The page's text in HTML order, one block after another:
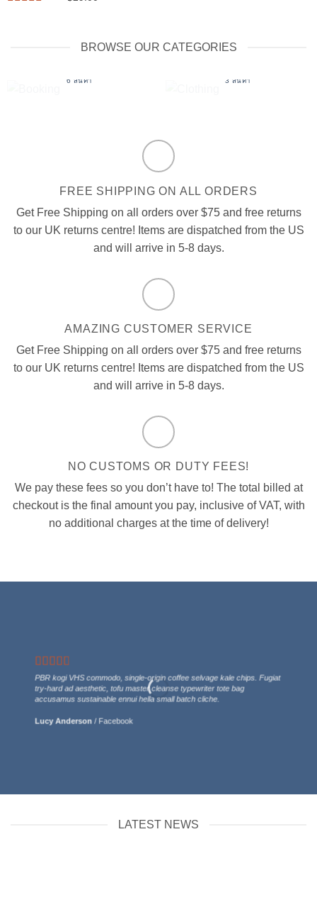
BROWSE OUR CATEGORIES
6 สินค้า 3 สินค้า
FREE SHIPPING ON ALL ORDERS
Get Free Shipping on all orders over $75 and free returns
to our UK returns centre! Items are dispatched from the US
and will arrive in 5-8 days.
AMAZING CUSTOMER SERVICE
Get Free Shipping on all orders over $75 and free returns
to our UK returns centre! Items are dispatched from the US
and will arrive in 5-8 days.
NO CUSTOMS OR DUTY FEES!
We pay these fees so you don’t have to! The total billed at
checkout is the final amount you pay, inclusive of VAT, with
no additional charges at the time of delivery!
PBR kogi VHS commodo, single-origin coffee selvage kale chips. Fugiat
try-hard ad aesthetic, tofu master cleanse typewriter tote bag
accusamus sustainable ennui hella small batch cliche.
Lucy Anderson / Facebook
LATEST NEWS